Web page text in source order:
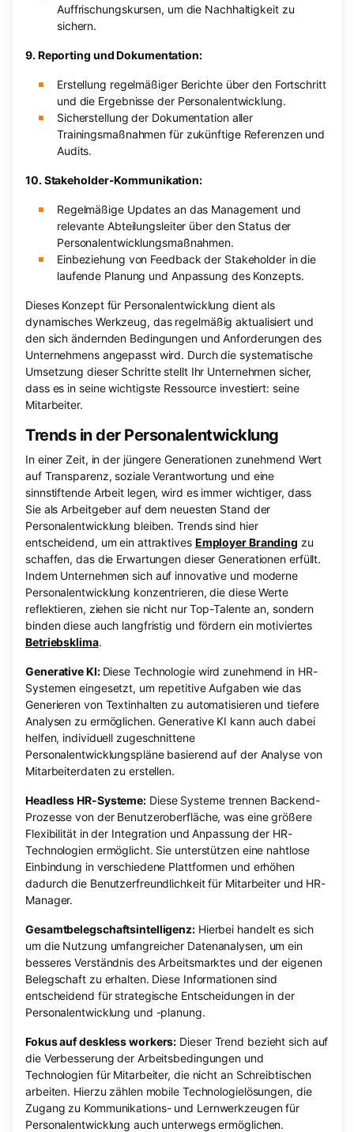
Auffrischungskursen, um die Nachhaltigkeit zu
sichern.
9. Reporting und Dokumentation:
Erstellung regelmäßiger Berichte über den Fortschritt
und die Ergebnisse der Personalentwicklung.
Sicherstellung der Dokumentation aller
Trainingsmaßnahmen für zukünftige Referenzen und
Audits.
10. Stakeholder-Kommunikation:
Regelmäßige Updates an das Management und
relevante Abteilungsleiter über den Status der
Personalentwicklungsmaßnahmen.
Einbeziehung von Feedback der Stakeholder in die
laufende Planung und Anpassung des Konzepts.
Dieses Konzept für Personalentwicklung dient als
dynamisches Werkzeug, das regelmäßig aktualisiert und
den sich ändernden Bedingungen und Anforderungen des
Unternehmens angepasst wird. Durch die systematische
Umsetzung dieser Schritte stellt Ihr Unternehmen sicher,
dass es in seine wichtigste Ressource investiert: seine
Mitarbeiter.
Trends in der Personalentwicklung
In einer Zeit, in der jüngere Generationen zunehmend Wert
auf Transparenz, soziale Verantwortung und eine
sinnstiftende Arbeit legen, wird es immer wichtiger, dass
Sie als Arbeitgeber auf dem neuesten Stand der
Personalentwicklung bleiben. Trends sind hier
entscheidend, um ein attraktives Employer Branding zu
schaffen, das die Erwartungen dieser Generationen erfüllt.
Indem Unternehmen sich auf innovative und moderne
Personalentwicklung konzentrieren, die diese Werte
reflektieren, ziehen sie nicht nur Top-Talente an, sondern
binden diese auch langfristig und fördern ein motiviertes
Betriebsklima.
Generative KI: Diese Technologie wird zunehmend in HR-
Systemen eingesetzt, um repetitive Aufgaben wie das
Generieren von Textinhalten zu automatisieren und tiefere
Analysen zu ermöglichen. Generative KI kann auch dabei
helfen, individuell zugeschnittene
Personalentwicklungspläne basierend auf der Analyse von
Mitarbeiterdaten zu erstellen.
Headless HR-Systeme: Diese Systeme trennen Backend-
Prozesse von der Benutzeroberfläche, was eine größere
Flexibilität in der Integration und Anpassung der HR-
Technologien ermöglicht. Sie unterstützen eine nahtlose
Einbindung in verschiedene Plattformen und erhöhen
dadurch die Benutzerfreundlichkeit für Mitarbeiter und HR-
Manager.
Gesamtbelegschaftsintelligenz: Hierbei handelt es sich
um die Nutzung umfangreicher Datenanalysen, um ein
besseres Verständnis des Arbeitsmarktes und der eigenen
Belegschaft zu erhalten. Diese Informationen sind
entscheidend für strategische Entscheidungen in der
Personalentwicklung und -planung.
Fokus auf deskless workers: Dieser Trend bezieht sich auf
die Verbesserung der Arbeitsbedingungen und
Technologien für Mitarbeiter, die nicht an Schreibtischen
arbeiten. Hierzu zählen mobile Technologielösungen, die
Zugang zu Kommunikations- und Lernwerkzeugen für
Personalentwicklung auch unterwegs ermöglichen.